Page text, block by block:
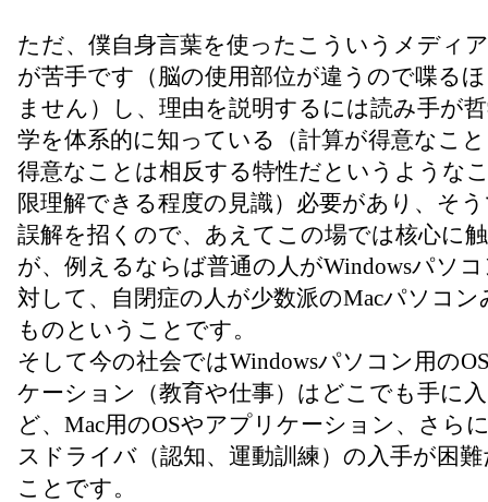
ただ、僕自身言葉を使ったこういうメディ
が苦手です（脳の使用部位が違うので喋る
ません）し、理由を説明するには読み手が
学を体系的に知っている（計算が得意なこ
得意なことは相反する特性だというような
限理解できる程度の見識）必要があり、そ
誤解を招くので、あえてこの場では核心に
が、例えるならば普通の人がWindowsパソ
対して、自閉症の人が少数派のMacパソコ
ものということです。
そして今の社会ではWindowsパソコン用の
ケーション（教育や仕事）はどこでも手に
ど、Mac用のOSやアプリケーション、さら
スドライバ（認知、運動訓練）の入手が困
ことです。